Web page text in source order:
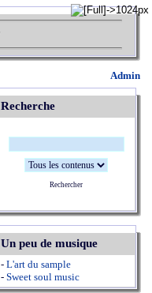
Admin
Recherche
Rechercher
Un peu de musique
- L'art du sample
- Sweet soul music